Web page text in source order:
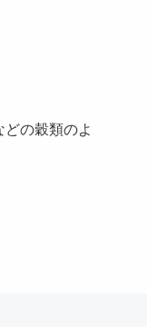
の穀類のよ